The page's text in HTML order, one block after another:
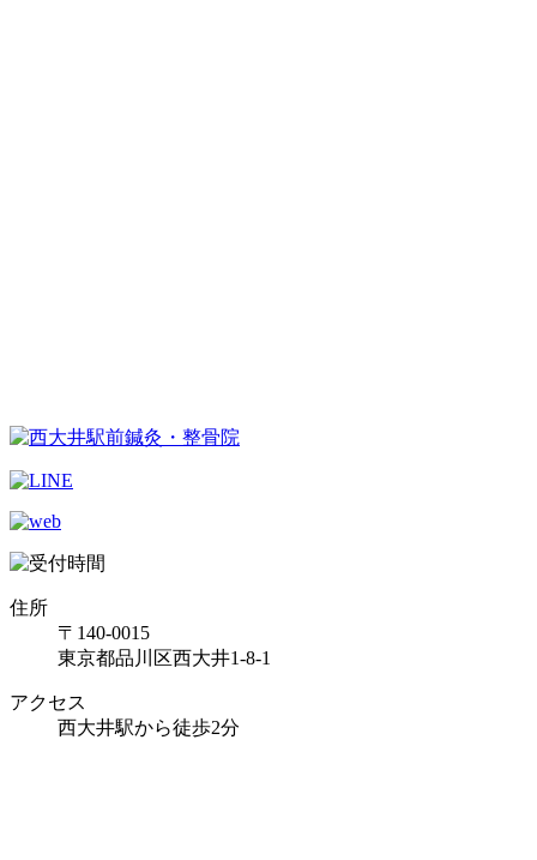
住所
〒140-0015
東京都品川区西大井1-8-1
アクセス
西大井駅から徒歩2分